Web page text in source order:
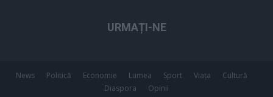
URMAȚI-NE
News Politică Economie Lumea Sport Viața
Cultură
Diaspora
Opinii